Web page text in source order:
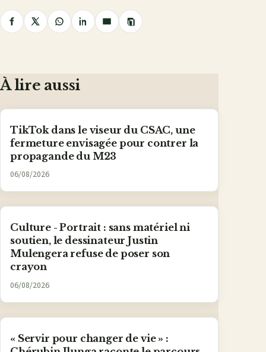
PartagerPartagerPartagerPartagerPartager
Copier
le
À lire aussi
TikTok dans le viseur du CSAC, une
fermeture envisagée pour contrer la
propagande du M23
06/08/2026
Culture - Portrait : sans matériel ni
soutien, le dessinateur Justin
Mulengera refuse de poser son
crayon
06/08/2026
« Servir pour changer de vie » :